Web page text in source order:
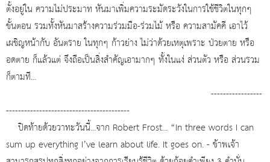
ตั้งอยู่ใน ความไม่ประมาท หันมาเพิ่มความระมัดระวังในการใช้ชีวิตในทุกๆ
ขั้นตอน รวมทั้งหันมาสร้างความร่วมมือ-ร่วมไม้ หรือ ความสามัคคี เอาไว้
เผชิญหน้ากับ อันตราย ในทุกๆ ก้าวย่าง ไม่ว่าด้วยเหตุเพราะ ป่วยตาย หรือ
อดตาย ก็แล้วแต่ จึงถือเป็นสิ่งสำคัญเอามากๆ ทั้งในแง่ ส่วนตัว หรือ ส่วนรวม
ก็ตามที...
-----------------
-----------------------------------------
ปิดท้ายด้วยวาทะวันนี้...จาก Robert Frost... “In three words I can
sum up everything I’ve learn about life. It goes on. - ข้าพเจ้า